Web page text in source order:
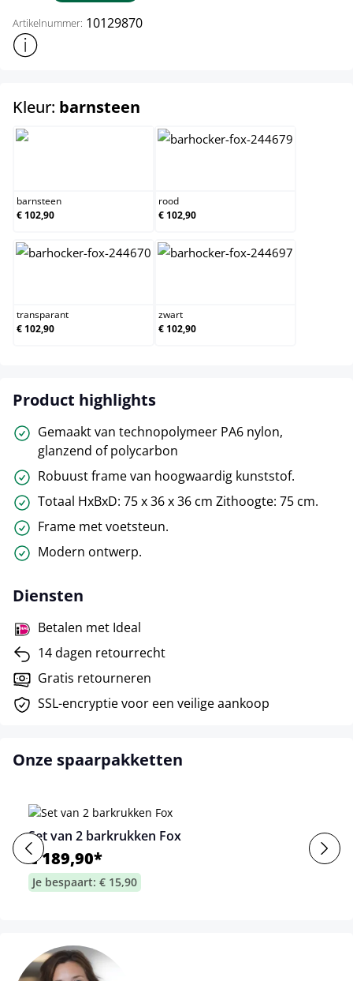
Artikelnummer: 10129870
Toon meer productinformatie
Kleur: barnsteen
barnsteen
€ 102,90
rood
€ 102,90
transparant
€ 102,90
zwart
€ 102,90
Product highlights
Gemaakt van technopolymeer PA6 nylon,
glanzend of polycarbon
Robuust frame van hoogwaardig kunststof.
Totaal HxBxD: 75 x 36 x 36 cm Zithoogte: 75 cm.
Frame met voetsteun.
Modern ontwerp.
Diensten
Betalen met Ideal
14 dagen retourrecht
Gratis retourneren
SSL-encryptie voor een veilige aankoop
Onze spaarpakketten
Set van 2 barkrukken Fox
€ 189,90*
Je bespaart: € 15,90